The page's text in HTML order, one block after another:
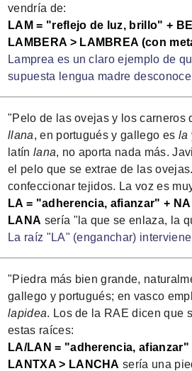
vendría de:
LAM = "reflejo de luz, brillo" +
LAMBERA > LAMBREA (con
Lamprea es un claro ejemplo de
supuesta lengua madre
"Pelo de las ovejas y los carneros
llana, en portugués y gallego es la
latín lana, no aporta nada más.
el pelo que se extrae de las
confeccionar tejidos. La voz es
LA = "adherencia, afianzar" +
LANA sería "la que se enlaza, la
La raíz "LA" (enganchar)
"Piedra más bien grande,
gallego y portugués; en vasco
lapidea. Los de la RAE dicen que
estas raíces:
LA/LAN = "adherencia,
LANTXA > LANCHA sería una